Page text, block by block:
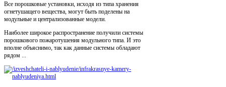
Все порошковые установки, исходя из типа хранения
огнетушащего вещества, могут быть поделены на
модульные и централизованные модели.
Наиболее широкое распространение получили системы
порошкового пожаротушения модульного типа. И это
вполне объяснимо, так как данные системы обладают
рядом ...